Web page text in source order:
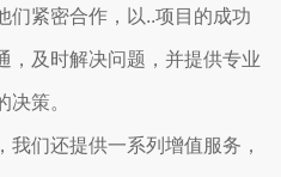
们紧密合作，以..项目的成功
，及时解决问题，并提供专业
策。
我们还提供一系列增值服务，